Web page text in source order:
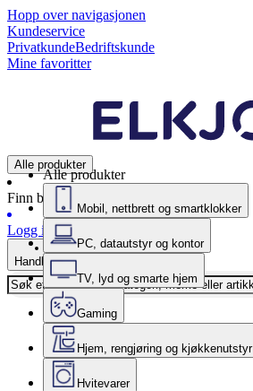
Hopp over navigasjonen
Kundeservice
PrivatkundeBedriftskunde
Mine favoritter
Alle produkter
Finn butikk
Logg inn
Handlekurv
Alle produkter
Mobil, nettbrett og smartklokker
PC, datautstyr og kontor
TV, lyd og smarte hjem
Gaming
Hjem, rengjøring og kjøkkenutstyr
Hvitevarer